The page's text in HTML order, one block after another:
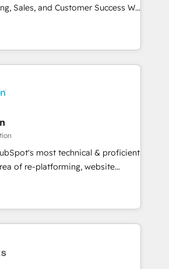
Sales, and Customer Success We
revenue growth for companies
tailored marketing, sales,
strategies, utilizing RevOps
Latin America's largest HubSpot
in five
Portugal—we've executed over a
Our approach,
principles, integrates analysis,
and qualification. Leveraging
tactics, we focus on
and converting leads.
most technical & proficient
of re-platforming, website
We specialize in multi-hub
mid-market & enterprise
award-winning
Technical Expertise Impact